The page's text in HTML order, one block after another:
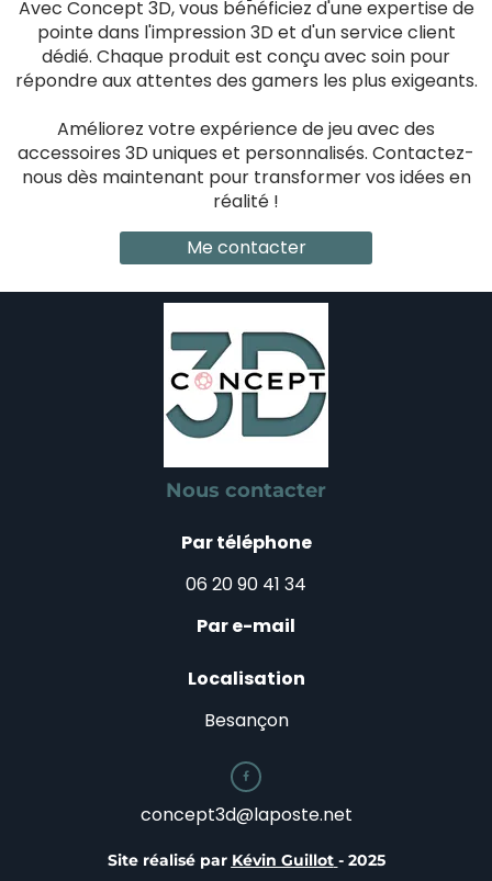
Avec Concept 3D, vous bénéficiez d'une expertise de
pointe dans l'impression 3D et d'un service client
dédié. Chaque produit est conçu avec soin pour
répondre aux attentes des gamers les plus exigeants.
Améliorez votre expérience de jeu avec des
accessoires 3D uniques et personnalisés. Contactez-
nous dès maintenant pour transformer vos idées en
réalité !
Me contacter
Nous contacter
Par téléphone
06 20 90 41 34
Par e-mail
Localisation
Besançon

concept3d@laposte.net
Site réalisé par Kévin Guillot - 2025